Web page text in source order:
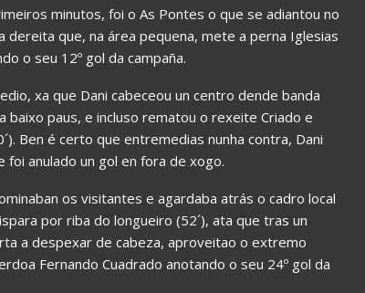
minutos, foi o As Pontes o que se adiantou no
que, na área pequena, mete a perna Iglesias
o seu 12º gol da campaña.
xa que Dani cabeceou un centro dende banda
paus, e incluso rematou o rexeite Criado e
Ben é certo que entremedias nunha contra, Dani
foi anulado un gol en fora de xogo.
os visitantes e agardaba atrás o cadro local
por riba do longueiro (52´), ata que tras un
a despexar de cabeza, aproveitao o extremo
Fernando Cuadrado anotando o seu 24º gol da